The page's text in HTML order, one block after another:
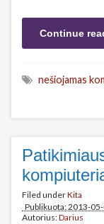
Continue
nešiojamas
Filed underKita
Publikuota: 2013-
Autorius:Darius